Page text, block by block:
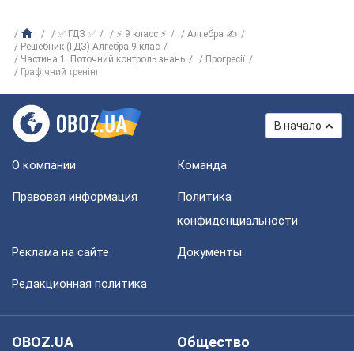
✅ ГДЗ ✅ ⚡ 9 класс ⚡
Алгебра ✍
Решебник (ГДЗ) Алгебра 9 клас
Частина 1. Поточний контроль знань
Прогресії
Графічний тренінг
В начало
О компании Команда
Правовая информация
Политика
конфиденциальности
Реклама на сайте Документы
Редакционная политика
OBOZ.UA
Общество